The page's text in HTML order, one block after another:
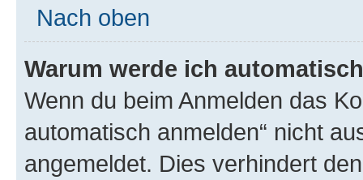
Nach oben
Warum werde ich
Wenn du beim Anmelden das
automatisch anmelden“ nicht
angemeldet. Dies verhindert